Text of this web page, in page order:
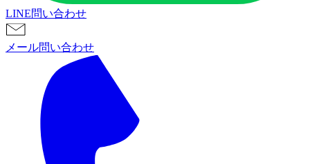
LINE問い合わせ
メール問い合わせ